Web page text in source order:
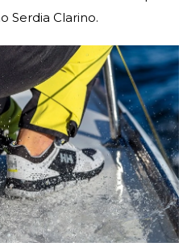
Serdia Clarino.